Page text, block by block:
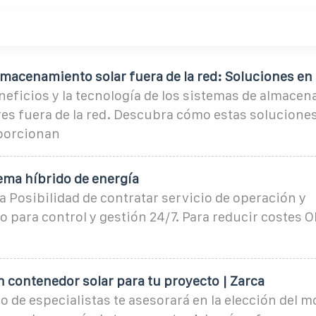
solar fuera de la red: Soluciones en
y la tecnología de los sistemas de
fuera de la red. Descubra cómo estas
híbrido de energía
Posibilidad de contratar servicio de operación y
para control y gestión 24/7. Para reducir costes
contenedor solar para tu proyecto | Zarca
de especialistas te asesorará en la elección del